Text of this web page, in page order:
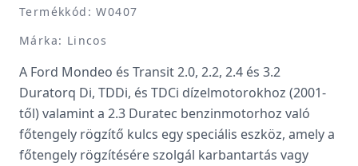
Termékkód: W0407
Márka: Lincos
A Ford Mondeo és Transit 2.0, 2.2, 2.4 és 3.2
Duratorq Di, TDDi, és TDCi dízelmotorokhoz (2001-
től) valamint a 2.3 Duratec benzinmotorhoz való
főtengely rögzítő kulcs egy speciális eszköz, amely a
főtengely rögzítésére szolgál karbantartás vagy